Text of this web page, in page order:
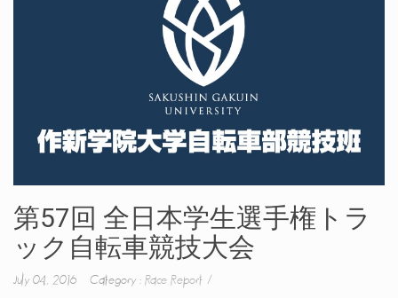
第57回 全日本学生選手権トラ
ック自転車競技大会
July 04, 2016 Category : Race Report